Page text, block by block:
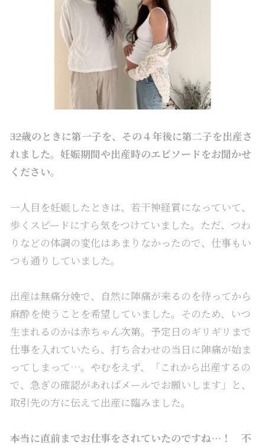
――32歳のときに第一子を、その４年後に第二子を出産さ
れました。妊娠期間や出産時のエピソードをお聞かせ
ください。
一人目を妊娠したときは、若干神経質になっていて、
歩くスピードにすら気をつけていました。ただ、つわ
りなどの体調の変化はあまりなかったので、仕事もい
つも通りしていました。
出産は無痛分娩で、自然に陣痛が来るのを待ってから
麻酔を使うことを希望していました。そのため、いつ
生まれるのかは赤ちゃん次第。予定日のギリギリまで
仕事を入れていたら、打ち合わせの当日に陣痛が始ま
ってしまって…。やむをえず、「これから出産するの
で、急ぎの確認があればメールでお願いします」と、
取引先の方に伝えて出産に臨みました。
――本当に直前までお仕事をされていたのですね…！ 不